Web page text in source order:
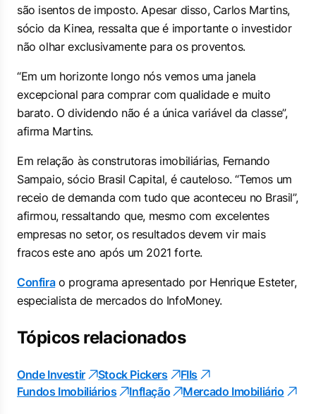
são isentos de imposto. Apesar disso, Carlos Martins,
sócio da Kinea, ressalta que é importante o investidor
não olhar exclusivamente para os proventos.
“Em um horizonte longo nós vemos uma janela
excepcional para comprar com qualidade e muito
barato. O dividendo não é a única variável da classe”,
afirma Martins.
Em relação às construtoras imobiliárias, Fernando
Sampaio, sócio Brasil Capital, é cauteloso. “Temos um
receio de demanda com tudo que aconteceu no Brasil”,
afirmou, ressaltando que, mesmo com excelentes
empresas no setor, os resultados devem vir mais
fracos este ano após um 2021 forte.
Confirao programa apresentado por Henrique Esteter,
especialista de mercados do InfoMoney.
Tópicos relacionados
Onde Investir Stock Pickers
FIIs
Fundos Imobiliários
Inflação Mercado Imobiliário